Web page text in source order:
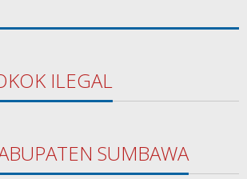
ILEGAL
SUMBAWA